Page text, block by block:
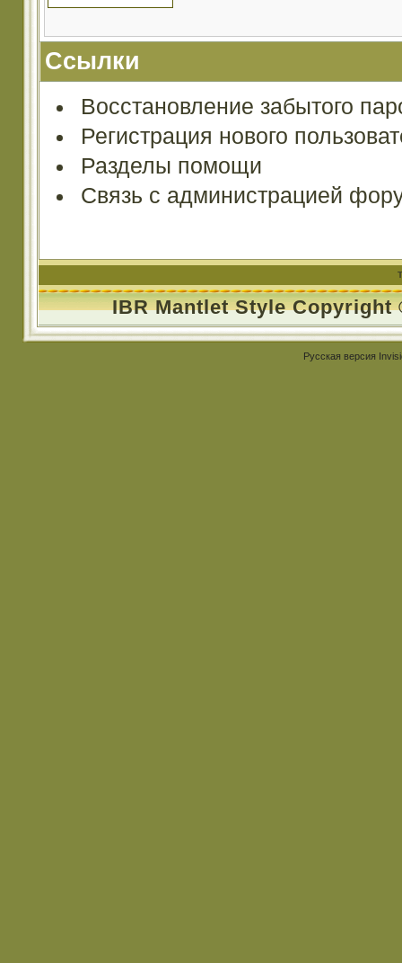
Ссылки
Восстановление забытого
Регистрация нового
Разделы помощи
Связь с администрацией
IBR Mantlet Style Copyright
Русская версия